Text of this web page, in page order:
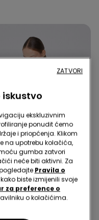
Reciklirana mikrovlakna
iskustvo
ekskluzivnim
ponudit ćemo
i priopćenja. Klikom
na upotrebu kolačića,
gumba zatvori
neće biti aktivni. Za
Pravila o
biste izmijenili svoje
za preference o
o kolačićima.
ZATVORI